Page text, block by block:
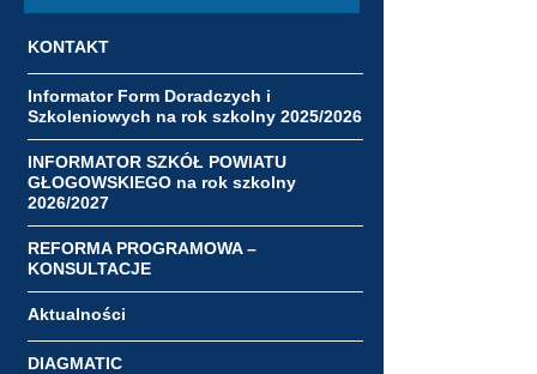
KONTAKT
Informator Form Doradczych i
Szkoleniowych na rok szkolny 2025/2026
INFORMATOR SZKÓŁ POWIATU
GŁOGOWSKIEGO na rok szkolny
2026/2027
REFORMA PROGRAMOWA –
KONSULTACJE
Aktualności
DIAGMATIC